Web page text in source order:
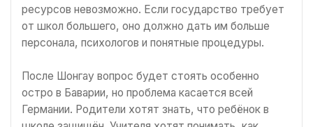
ресурсов невозможно. Если государство требует
от школ большего, оно должно дать им больше
персонала, психологов и понятные процедуры.
После Шонгау вопрос будет стоять особенно
остро в Баварии, но проблема касается всей
Германии. Родители хотят знать, что ребёнок в